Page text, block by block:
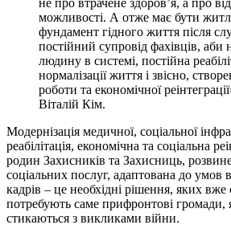
можливості. А отже має бути
фундамент гідного життя після
постійний супровід фахівців, аби
людину в системі, постійна
нормалізації життя і звісно,
роботи та економічної
Віталій Кім.
Модернізація медичної, соціальної
реабілітація, економічна та соціальна
родин Захисників та Захисниць,
соціальних послуг, адаптована до умов
кадрів – це необхідні рішення, яких вже
потребують саме прифронтові громади,
стикаються з викликами війни.